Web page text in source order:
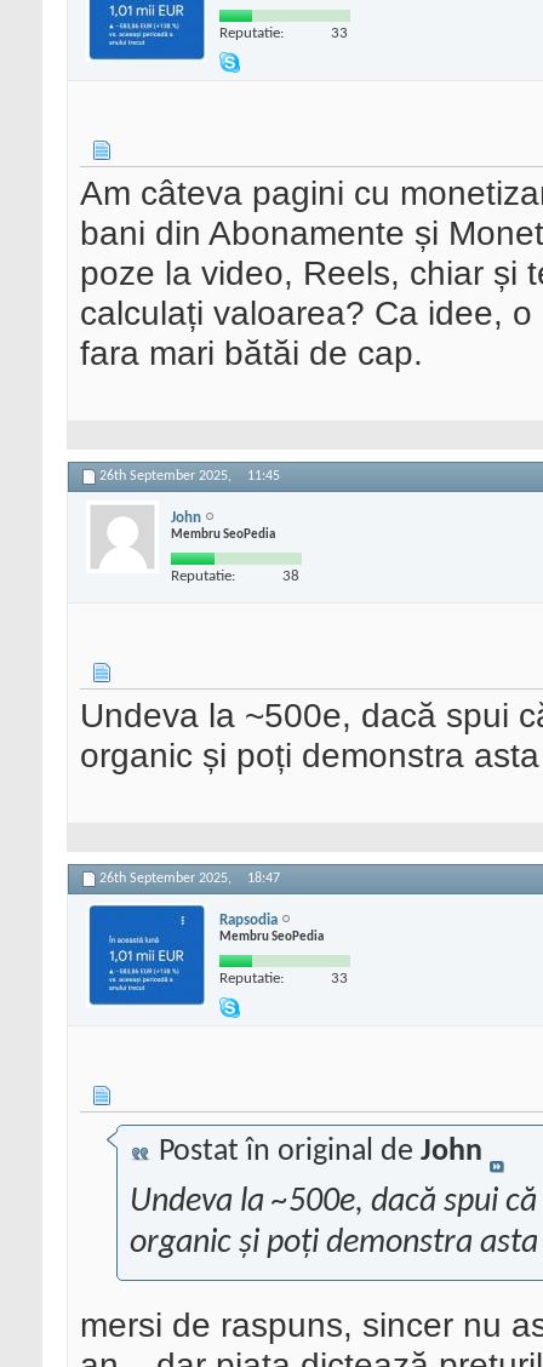
Reputatie: 33
Am câteva pagini cu
bani din Abonamente și
poze la video, Reels, chiar și
calculați valoarea? Ca idee,
fara mari bătăi de cap.
26th September 2025, 11:45
John
Membru SeoPedia
Reputatie: 38
Undeva la ~500e, dacă spui
organic și poți demonstra
26th September 2025, 18:47
Rapsodia
Membru SeoPedia
Reputatie: 33
Postat în original de John
Undeva la ~500e, dacă spui
organic și poți demonstra
mersi de raspuns, sincer nu